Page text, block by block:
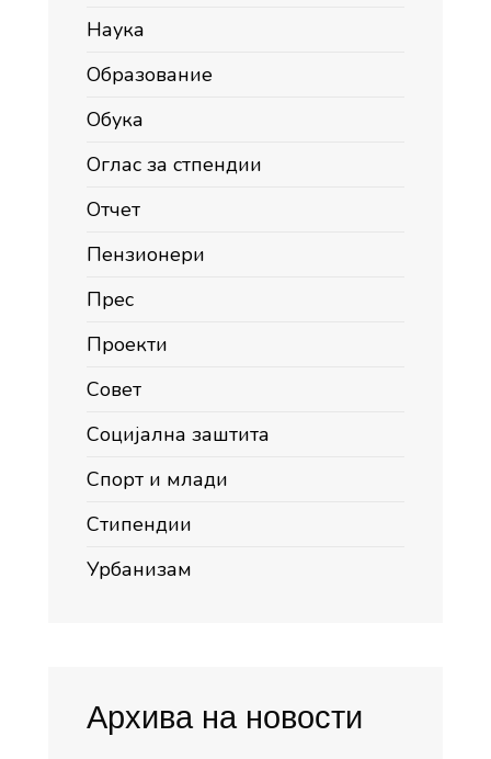
Наука
Образование
Обука
Оглас за стпендии
Отчет
Пензионери
Прес
Проекти
Совет
Социјална заштита
Спорт и млади
Стипендии
Урбанизам
Архива на новости